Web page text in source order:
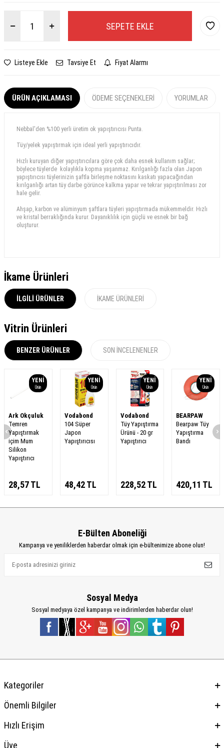
SEPETE EKLE
Listeye Ekle Tavsiye Et Fiyat Alarmı
ÜRÜN AÇIKLAMASI ÖDEME SEÇENEKLERI YORUMLAR
Nebbal'den %100 yerli üretim ok yapıştırıcısı Punta.
Tüy/yelek yapıştırmak için ideal yerli yapıştırıcıdır.
Hızlı kuruyan diğer yapıştırıcılara göre çok daha esnek kullanım sağlar;
böylece tüylerde kolaylıkla kopma yaşanmaz. Kırılganlığı fazla olan Japon
yapıştırıcısı tüylerinizin şaftla birleşme noktasını kaskatı yapacağından
kırılganlığı artan tüy darbe görünce kalkma yapar ve tekrar yapıştırılması zor
hale gelir.
Ahşap, karbon ve alüminyum şaftlara tüyleri yapıştırmada mükemmeldir. Hızlı
ve kristal berraklığında kurur. Dayanıklılık için güçlü ve esnek bir bağ
oluşturur.
İkame Ürünleri
İLGILI ÜRÜNLER İKAME ÜRÜNLERI
Vitrin Ürünleri
BENZER ÜRÜNLER SON İNCELENENLER
YENI
Ürün
Ark Okçuluk
Temren
Yapıştırmak
içim Mum
Silikon
Yapıştırıcı
28,57TL
YENI
Ürün
Vodabond
104 Süper
Japon
Yapıştırıcısı
48,42TL
YENI
Ürün
Vodabond
Tüy Yapıştırma
Ürünü - 20 gr
Yapıştırıcı
228,52TL
YENI
Ürün
BEARPAW
Bearpaw Tüy
Yapıştırma
Bandı
420,11 TL
E-Bülten Aboneliği
Kampanya ve yeniliklerden haberdar olmak için e-bültenimize abone olun!
Sosyal Medya
Sosyal medyaya özel kampanya ve indirimlerden haberdar olun!
Kategoriler
Önemli Bilgiler
Hızlı Erişim
Üye